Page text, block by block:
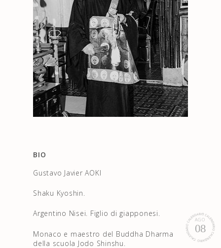
BIO
Gustavo Javier AOKI
Shaku Kyoshin.
Argentino Nisei. Figlio di giapponesi.
Monaco e maestro del Buddha Dharma
della scuola Jodo Shinshu.
AGO
08